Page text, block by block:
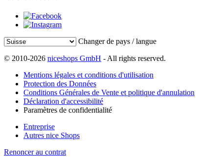
Changer de pays / langue
© 2010-2026 niceshops GmbH - All rights reserved.
Mentions légales et conditions d'utilisation
Protection des Données
Conditions Générales de Vente et politique d'annulation
Déclaration d'accessibilité
Paramètres de confidentialité
Entreprise
Autres nice Shops
Renoncer au contrat